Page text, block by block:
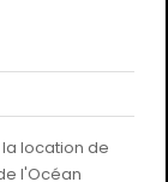
location de
l'Océan